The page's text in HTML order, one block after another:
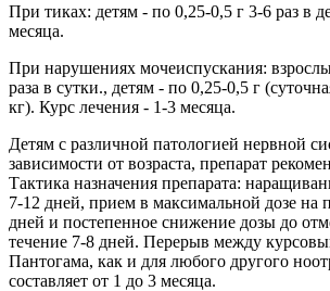
При тиках: детям - по 0,25-0,5 г 3-6 раз в
месяца.
При нарушениях мочеиспускания:
раза в сутки., детям - по 0,25-0,5 г
кг). Курс лечения - 1-3 месяца.
Детям с различной патологией нервной
зависимости от возраста, препарат
Тактика назначения препарата:
7-12 дней, прием в максимальной дозе на
дней и постепенное снижение дозы до
течение 7-8 дней. Перерыв между
Пантогама, как и для любого другого
составляет от 1 до 3 месяца.